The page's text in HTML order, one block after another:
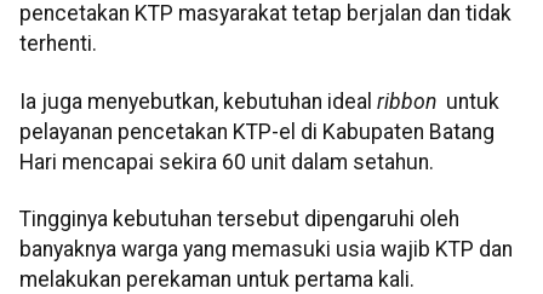
pencetakan KTP masyarakat tetap berjalan dan tidak
terhenti.
Ia juga menyebutkan, kebutuhan ideal ribbon untuk
pelayanan pencetakan KTP-el di Kabupaten Batang
Hari mencapai sekira 60 unit dalam setahun.
Tingginya kebutuhan tersebut dipengaruhi oleh
banyaknya warga yang memasuki usia wajib KTP dan
melakukan perekaman untuk pertama kali.